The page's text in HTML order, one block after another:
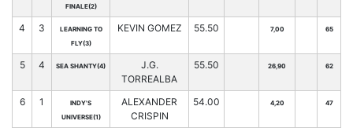
FINALE(2)
4 3
LEARNING TO
FLY(3)
KEVIN GOMEZ 55.50 7,00 65
5 4 SEA SHANTY(4)
J.G.
TORREALBA
55.50 26,90 62
6 1
INDY'S
UNIVERSE(1)
ALEXANDER
CRISPIN
54.00 4,20 47